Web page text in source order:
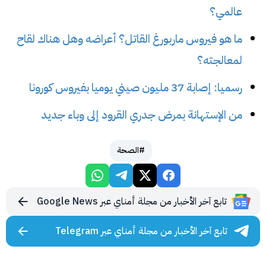
عالمي؟
ما هو فيروس ماربورغ القاتل؟ أعراضه وهل هناك لقاح
لمعالجته؟
رسميا: إصابة 37 مليون صيني يوميا بفيروس كورونا
من الإستهانة بمرض جدري القرود إلى وباء جديد
#الصحة
تابع آخر الأخبار من مجلة أمناي عبر Google News
تابع آخر الأخبار من مجلة أمناي عبر Telegram